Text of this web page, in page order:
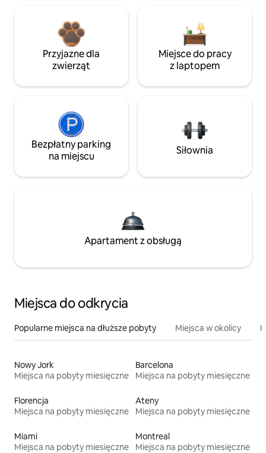
Przyjazne dla
zwierząt
Miejsce do pracy
z laptopem
Bezpłatny parking
na miejscu
Siłownia
Apartament z obsługą
Miejsca do odkrycia
Popularne miejsca na dłuższe pobyty Miejsca w okolicy
Nowy Jork
Miejsca na pobyty miesięczne
Barcelona
Miejsca na pobyty miesięczne
Florencja
Miejsca na pobyty miesięczne
Ateny
Miejsca na pobyty miesięczne
Miami
Miejsca na pobyty miesięczne
Montreal
Miejsca na pobyty miesięczne